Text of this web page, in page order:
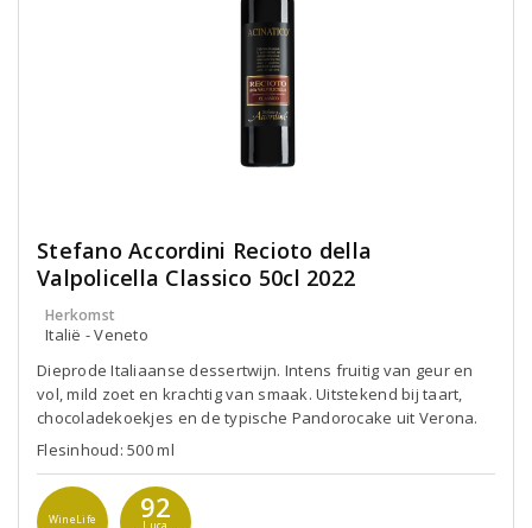
Stefano Accordini Recioto della
Valpolicella Classico 50cl 2022
Herkomst
Italië - Veneto
Dieprode Italiaanse dessertwijn. Intens fruitig van geur en
vol, mild zoet en krachtig van smaak. Uitstekend bij taart,
chocoladekoekjes en de typische Pandorocake uit Verona.
Flesinhoud: 500 ml
WineLife 92